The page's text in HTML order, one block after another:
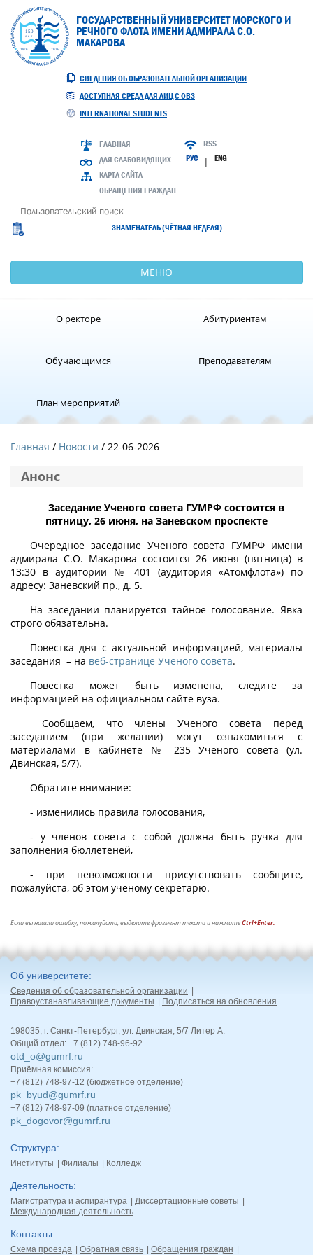
ГОСУДАРСТВЕННЫЙ УНИВЕРСИТЕТ МОРСКОГО И
РЕЧНОГО ФЛОТА ИМЕНИ АДМИРАЛА С.О.
МАКАРОВА
СВЕДЕНИЯ ОБ ОБРАЗОВАТЕЛЬНОЙ ОРГАНИЗАЦИИ
ДОСТУПНАЯ СРЕДА ДЛЯ ЛИЦ С ОВЗ
INTERNATIONAL STUDENTS
ГЛАВНАЯ
ДЛЯ СЛАБОВИДЯЩИХ
КАРТА САЙТА
ОБРАЩЕНИЯ ГРАЖДАН
RSS
РУС | ENG
ЗНАМЕНАТЕЛЬ (ЧЁТНАЯ НЕДЕЛЯ)
МЕНЮ
О ректоре Абитуриентам
Обучающимся Преподавателям
План мероприятий
Главная Новости / 22-06-2026
Анонс
Заседание Ученого совета ГУМРФ состоится в
пятницу, 26 июня, на Заневском проспекте
Очередное заседание Ученого совета ГУМРФ имени
адмирала С.О. Макарова состоится 26 июня (пятница) в
13:30 в аудитории № 401 (аудитория «Атомфлота») по
адресу: Заневский пр., д. 5.
На заседании планируется тайное голосование. Явка
строго обязательна.
Повестка дня с актуальной информацией, материалы
заседания – на веб-странице Ученого совета.
Повестка может быть изменена, следите за
информацией на официальном сайте вуза.
Сообщаем, что члены Ученого совета перед
заседанием (при желании) могут ознакомиться с
материалами в кабинете № 235 Ученого совета (ул.
Двинская, 5/7).
Обратите внимание:
- изменились правила голосования,
- у членов совета с собой должна быть ручка для
заполнения бюллетеней,
- при невозможности присутствовать сообщите,
пожалуйста, об этом ученому секретарю.
Если вы нашли ошибку, пожалуйста, выделите фрагмент текста и нажмитеCtrl+Enter.
Об университете
Сведения об образовательной организации
Правоустанавливающие документы
Подписаться на обновления
198035, г. Санкт-Петербург, ул. Двинская, 5/7 Литер А.
Общий отдел: +7 (812) 748-96-92
otd_o@gumrf.ru
Приёмная комиссия:
+7 (812) 748-97-12 (бюджетное отделение)
pk_byud@gumrf.ru
+7 (812) 748-97-09 (платное отделение)
pk_dogovor@gumrf.ru
Структура
Институты Филиалы Колледж
Деятельность
Магистратура и аспирантура
Диссертационные советы
Международная деятельность
Контакты
Схема проезда Обратная связь Обращения граждан